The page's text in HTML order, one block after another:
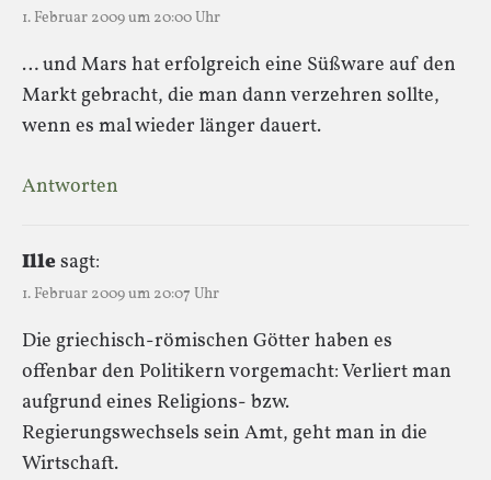
1. Februar 2009 um 20:00 Uhr
… und Mars hat erfolgreich eine Süßware auf den
Markt gebracht, die man dann verzehren sollte,
wenn es mal wieder länger dauert.
Antworten
Illesagt:
1. Februar 2009 um 20:07 Uhr
Die griechisch-römischen Götter haben es
offenbar den Politikern vorgemacht: Verliert man
aufgrund eines Religions- bzw.
Regierungswechsels sein Amt, geht man in die
Wirtschaft.